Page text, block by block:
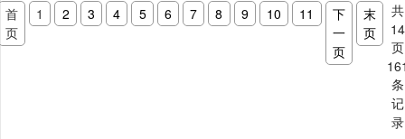
首
页
1 2 3 4 5 6 7 8 9 10 11
下
一
页
末
页
共
14
页
条
记
录